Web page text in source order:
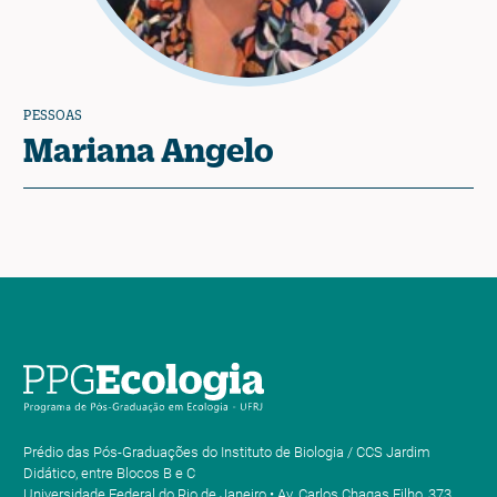
PESSOAS
Mariana Angelo
Prédio das Pós-Graduações do Instituto de Biologia / CCS Jardim
Didático, entre Blocos B e C